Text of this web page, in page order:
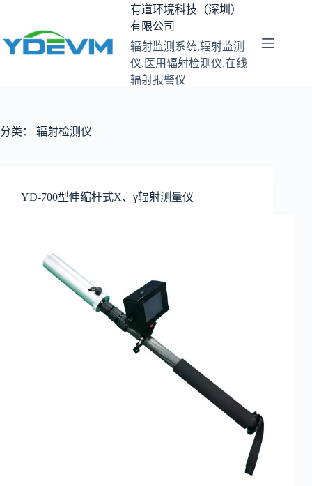
内
容
有道环境科技（深圳）
有限公司
辐射监测系统,辐射监测
仪,医用辐射检测仪,在线
辐射报警仪
分类： 辐射检测仪
YD-700型伸缩杆式X、γ辐射测量仪